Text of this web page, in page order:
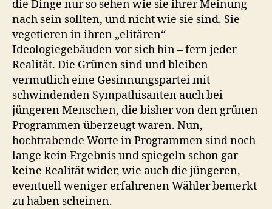
die Dinge nur so sehen wie sie ihrer Meinung
nach sein sollten, und nicht wie sie sind. Sie
vegetieren in ihren „elitären“
Ideologiegebäuden vor sich hin – fern jeder
Realität. Die Grünen sind und bleiben
vermutlich eine Gesinnungspartei mit
schwindenden Sympathisanten auch bei
jüngeren Menschen, die bisher von den grünen
Programmen überzeugt waren. Nun,
hochtrabende Worte in Programmen sind noch
lange kein Ergebnis und spiegeln schon gar
keine Realität wider, wie auch die jüngeren,
eventuell weniger erfahrenen Wähler bemerkt
zu haben scheinen.